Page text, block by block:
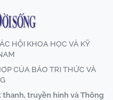
HỘI KHOA HỌC VÀ KỸ
CỦA BÁO TRI THỨC VÀ
thanh, truyền hình và Thông